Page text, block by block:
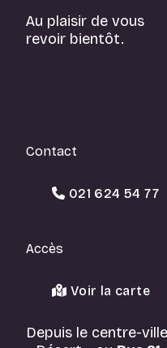
Au plaisir de vous
revoir bientôt.
Contact
021 624 54 77
Accès
Voir la carte
Depuis le centre-ville